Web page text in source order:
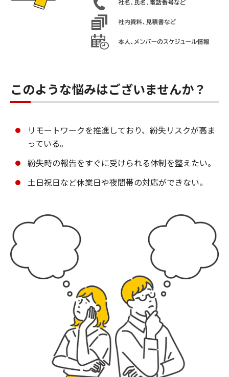
このような悩みはございませんか？
リモートワークを推進しており、紛失リスクが高ま
っている。
紛失時の報告をすぐに受けられる体制を整えたい。
土日祝日など休業日や夜間帯の対応ができない。